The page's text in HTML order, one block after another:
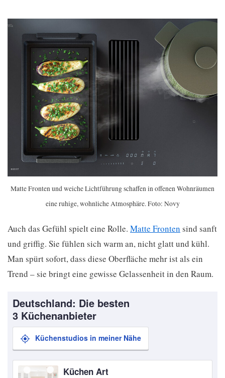
Matte Fronten und weiche Lichtführung schaffen in offenen Wohnräumen
eine ruhige, wohnliche Atmosphäre. Foto: Novy
Auch das Gefühl spielt eine Rolle. Matte Fronten sind sanft
und griffig. Sie fühlen sich warm an, nicht glatt und kühl.
Man spürt sofort, dass diese Oberfläche mehr ist als ein
Trend – sie bringt eine gewisse Gelassenheit in den Raum.
Deutschland: Die besten
3 Küchenanbieter
Küchenstudios in meiner Nähe
Küchen Art